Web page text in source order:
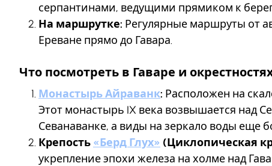
серпантинами, ведущими прямиком к
На маршрутке: Регулярные маршруты от
Ереване прямо до Гавара.
Что посмотреть в Гаваре и
Монастырь Айраванк: Расположен на
Этот монастырь IX века возвышается над
Севанаванке, а виды на зеркало воды еще
Крепость «Берд Глух» (Циклопическая
укрепление эпохи железа на холме над